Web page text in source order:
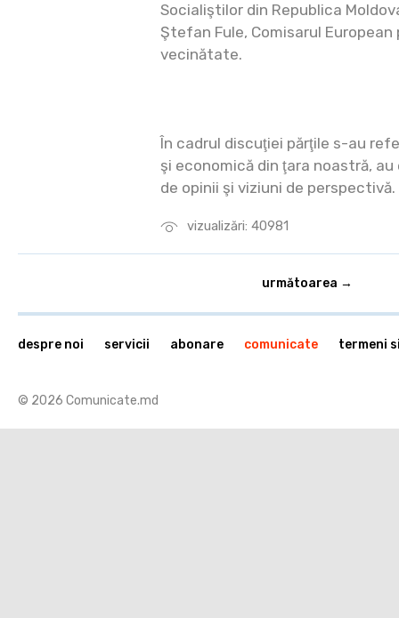
vizualizări: 40981
Socialiştilor din Republica
Ştefan Fule, Comisarul
vecinătate.
În cadrul discuţiei părţile s-au
şi economică din ţara noastră,
de opinii şi viziuni de perspectivă.
următoarea →
© 2026 Comunicate.md
despre noi servicii abonare comunicate termeni